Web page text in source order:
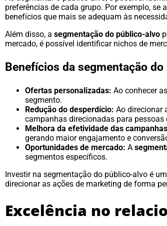
preferências de cada grupo. Por exemplo,
benefícios que mais se adequam às
Além disso, a segmentação do público-alvo
mercado, é possível identificar nichos de
Benefícios da segmentação
Ofertas personalizadas: Ao conhecer
segmento.
Redução do desperdício: Ao direcionar
campanhas direcionadas para
Melhora da efetividade das
gerando maior engajamento e
Oportunidades de mercado: A
segmentos específicos.
Investir na segmentação do público-alvo é
direcionar as ações de marketing de forma
Excelência no